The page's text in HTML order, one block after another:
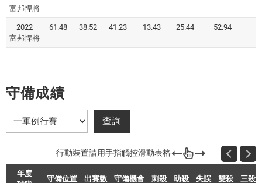
富邦悍將
2022
富邦悍將
61.48 38.52 41.23 13.43 25.44 52.94
守備成績
年度
守備位置 出賽數 守備機會 刺殺 助殺 失誤 雙殺 三殺